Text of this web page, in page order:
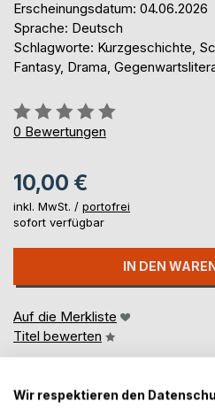
Erscheinungsdatum: 04.06.2026
Sprache: Deutsch
Schlagworte: Kurzgeschichte,
Fantasy, Drama,
Bewertung::
0%
0 Bewertungen
10,00 €
inkl. MwSt. / portofrei
sofort verfügbar
IN DEN
Auf die Merkliste
Titel bewerten
Wir respektieren den